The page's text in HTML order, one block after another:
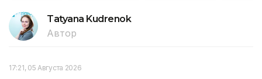
Tatyana Kudrenok
Автор
17:21, 05 Августа 2026